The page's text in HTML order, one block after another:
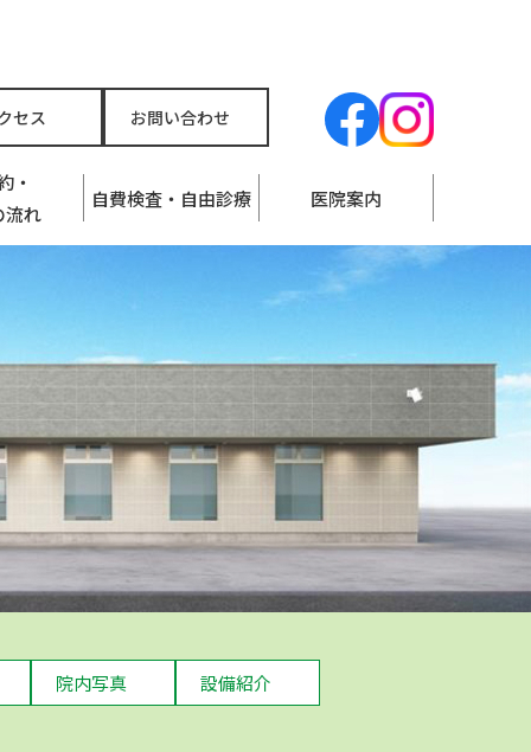
セス お問い合わせ
・
流れ
自費検査・自由診療 医院案内
院内写真 設備紹介